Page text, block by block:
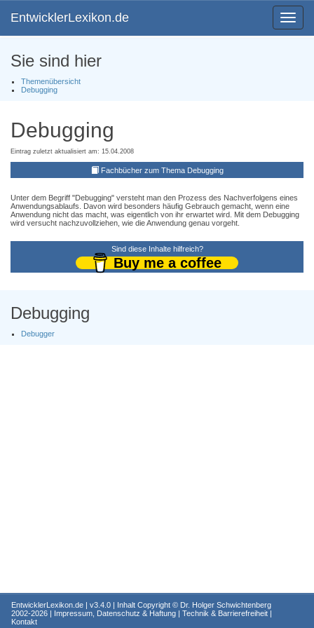
Toggle
EntwicklerLexikon.de
Sie sind hier
Themenübersicht
Debugging
Debugging
Eintrag zuletzt aktualisiert am: 15.04.2008
Fachbücher zum Thema Debugging
Unter dem Begriff "Debugging" versteht man den Prozess des Nachverfolgens eines
Anwendungsablaufs. Davon wird besonders häufig Gebrauch gemacht, wenn eine
Anwendung nicht das macht, was eigentlich von ihr erwartet wird. Mit dem Debugging
wird versucht nachzuvollziehen, wie die Anwendung genau vorgeht.
Sind diese Inhalte hilfreich?
Buy me a coffee
Debugging
Debugger
EntwicklerLexikon.de | v3.4.0 | Inhalt Copyright © Dr. Holger Schwichtenberg
2002-2026 | Impressum, Datenschutz & Haftung | Technik & Barrierefreiheit |
Kontakt